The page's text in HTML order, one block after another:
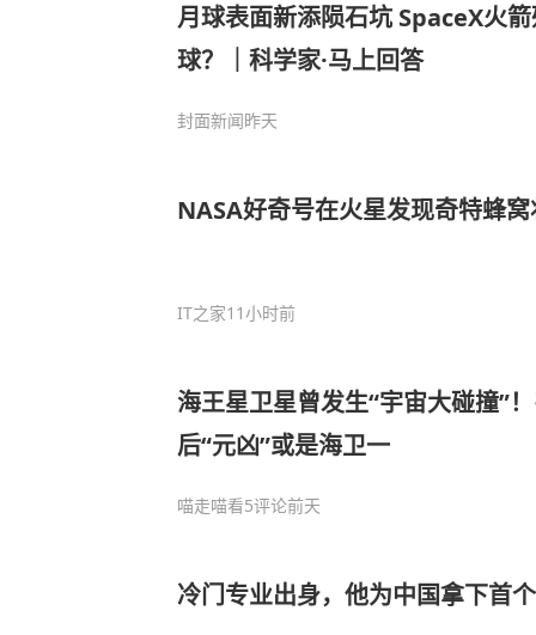
月球表面新添陨石坑 SpaceX火
球？｜科学家·马上回答
封面新闻昨天
NASA好奇号在火星发现奇特蜂
IT之家11小时前
海王星卫星曾发生“宇宙大碰撞”
后“元凶”或是海卫一
喵走喵看5评论前天
冷门专业出身，他为中国拿下首